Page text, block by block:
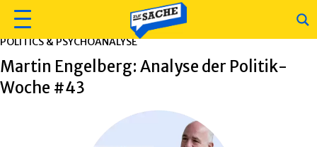
POLITICS & PSYCHOANALYSE
Martin Engelberg: Analyse der Politik-
Woche #43